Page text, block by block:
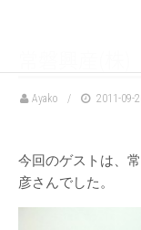
Ayako 2011-09-
今回のゲストは、
彦さんでした。